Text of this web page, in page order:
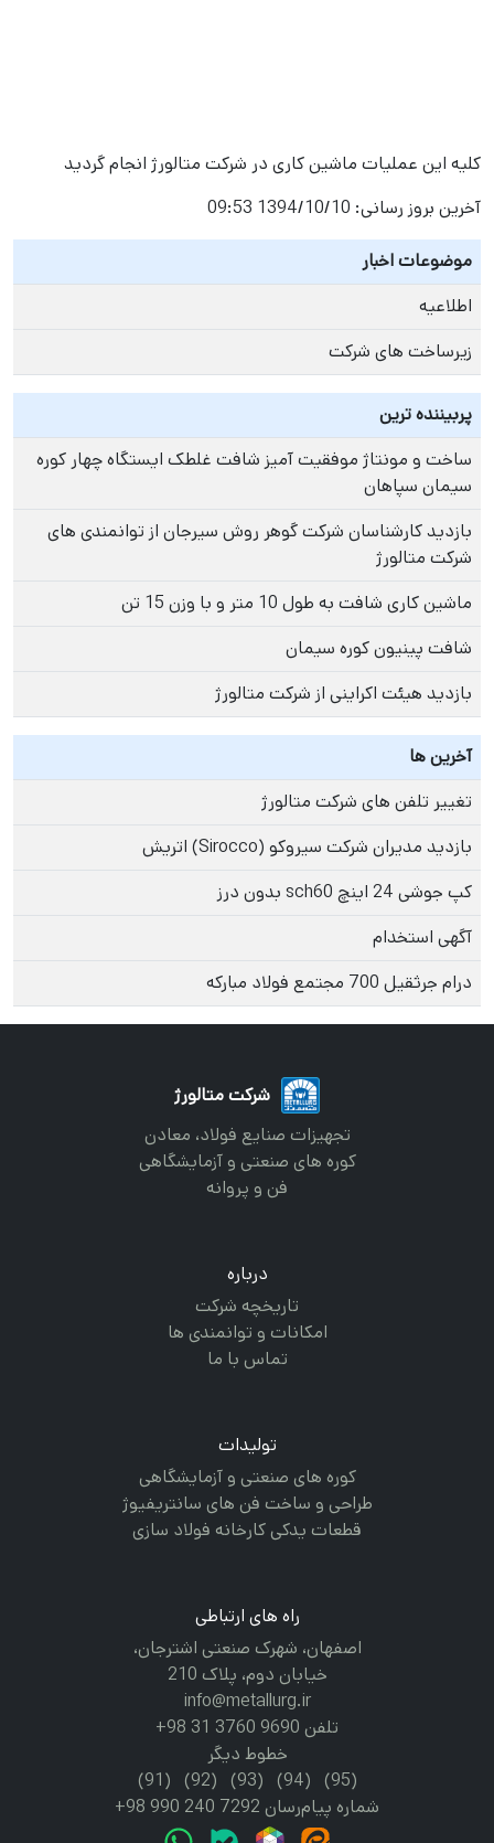
کلیه این عملیات ماشین کاری در شرکت متالورژ انجام گردید
آخرین بروز رسانی: 1394/10/10 09:53
موضوعات اخبار
اطلاعیه
زیرساخت های شرکت
پربیننده ترین
ساخت و مونتاژ موفقیت آمیز شافت غلطک ایستگاه چهار کوره
سیمان سپاهان
بازدید کارشناسان شرکت گوهر روش سیرجان از توانمندی های
شرکت متالورژ
ماشین کاری شافت به طول 10 متر و با وزن 15 تن
شافت پینیون کوره سیمان
بازدید هیئت اکراینی از شرکت متالورژ
آخرین ها
تغییر تلفن های شرکت متالورژ
بازدید مدیران شرکت سیروکو (Sirocco) اتریش
کپ جوشی 24 اینچ sch60 بدون درز
آگهی استخدام
درام جرثقیل 700 مجتمع فولاد مبارکه
شرکت متالورژ
تجهیزات صنایع فولاد، معادن
کوره های صنعتی و آزمایشگاهی
فن و پروانه
درباره
تاریخچه شرکت
امکانات و توانمندی ها
تماس با ما
تولیدات
کوره های صنعتی و آزمایشگاهی
طراحی و ساخت فن های سانتریفیوژ
قطعات یدکی کارخانه فولاد سازی
راه های ارتباطی
اصفهان، شهرک صنعتی اشترجان،
خیابان دوم، پلاک 210
info@metallurg.ir
تلفن 9690 3760 31 98+
خطوط دیگر
(95)
(94)
(93)
(92)
(91)
شماره پیام‌رسان 7292 240 990 98+